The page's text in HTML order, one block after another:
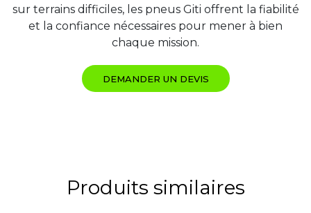
sur terrains difficiles, les pneus Giti offrent la fiabilité
et la confiance nécessaires pour mener à bien
chaque mission.
DEMANDER UN DEVIS
Produits similaires